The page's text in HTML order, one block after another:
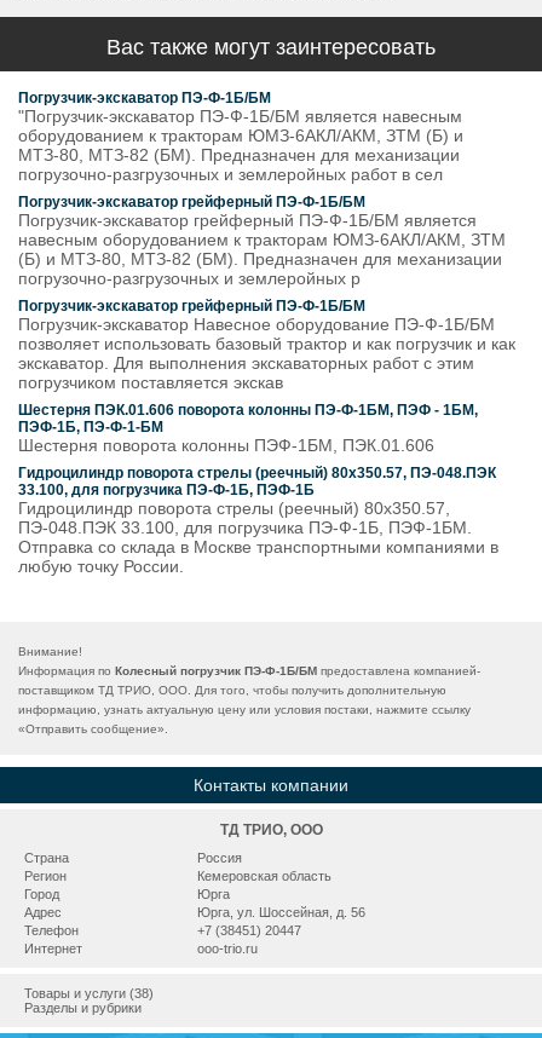
Вас также могут заинтересовать
Погрузчик-экскаватор ПЭ-Ф-1Б/БМ
"Погрузчик-экскаватор ПЭ-Ф-1Б/БМ является навесным
оборудованием к тракторам ЮМЗ-6АКЛ/АКМ, ЗТМ (Б) и
МТЗ-80, МТЗ-82 (БМ). Предназначен для механизации
погрузочно-разгрузочных и землеройных работ в сел
Погрузчик-экскаватор грейферный ПЭ-Ф-1Б/БМ
Погрузчик-экскаватор грейферный ПЭ-Ф-1Б/БМ является
навесным оборудованием к тракторам ЮМЗ-6АКЛ/АКМ, ЗТМ
(Б) и МТЗ-80, МТЗ-82 (БМ). Предназначен для механизации
погрузочно-разгрузочных и землеройных р
Погрузчик-экскаватор грейферный ПЭ-Ф-1Б/БМ
Погрузчик-экскаватор Навесное оборудование ПЭ-Ф-1Б/БМ
позволяет использовать базовый трактор и как погрузчик и как
экскаватор. Для выполнения экскаваторных работ с этим
погрузчиком поставляется экскав
Шестерня ПЭК.01.606 поворота колонны ПЭ-Ф-1БМ, ПЭФ - 1БМ,
ПЭФ-1Б, ПЭ-Ф-1-БМ
Шестерня поворота колонны ПЭФ-1БМ, ПЭК.01.606
Гидроцилиндр поворота стрелы (реечный) 80х350.57, ПЭ-048.ПЭК
33.100, для погрузчика ПЭ-Ф-1Б, ПЭФ-1Б
Гидроцилиндр поворота стрелы (реечный) 80х350.57,
ПЭ-048.ПЭК 33.100, для погрузчика ПЭ-Ф-1Б, ПЭФ-1БМ.
Отправка со склада в Москве транспортными компаниями в
любую точку России.
Внимание!
Информация по Колесный погрузчик ПЭ-Ф-1Б/БМ предоставлена компанией-
поставщиком ТД ТРИО, ООО. Для того, чтобы получить дополнительную
информацию, узнать актуальную цену или условия постаки, нажмите ссылку
«Отправить сообщение».
Контакты компании
ТД ТРИО, ООО
Страна
Россия
Регион
Кемеровская область
Город
Юрга
Адрес
Юрга, ул. Шоссейная, д. 56
Телефон
+7 (38451) 20447
Интернет
ooo-trio.ru
Товары и услуги (38)
Разделы и рубрики